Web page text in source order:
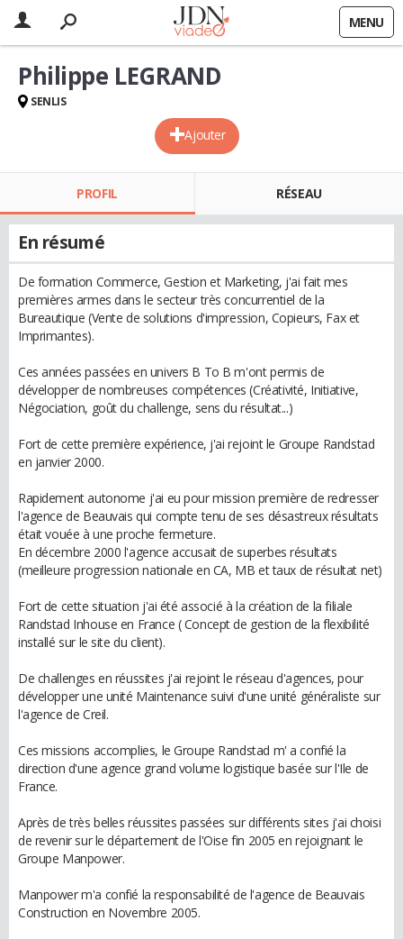
MENU
Ajouter
Philippe LEGRAND
SENLIS
PROFIL RÉSEAU
En résumé
De formation Commerce, Gestion et Marketing, j'ai fait mes
premières armes dans le secteur très concurrentiel de la
Bureautique (Vente de solutions d'impression, Copieurs, Fax et
Imprimantes).
Ces années passées en univers B To B m'ont permis de
développer de nombreuses compétences (Créativité, Initiative,
Négociation, goût du challenge, sens du résultat...)
Fort de cette première expérience, j'ai rejoint le Groupe Randstad
en janvier 2000.
Rapidement autonome j'ai eu pour mission première de redresser
l'agence de Beauvais qui compte tenu de ses désastreux résultats
était vouée à une proche fermeture.
En décembre 2000 l'agence accusait de superbes résultats
(meilleure progression nationale en CA, MB et taux de résultat net)
Fort de cette situation j'ai été associé à la création de la filiale
Randstad Inhouse en France ( Concept de gestion de la flexibilité
installé sur le site du client).
De challenges en réussites j'ai rejoint le réseau d'agences, pour
développer une unité Maintenance suivi d'une unité généraliste sur
l'agence de Creil.
Ces missions accomplies, le Groupe Randstad m' a confié la
direction d'une agence grand volume logistique basée sur l'Ile de
France.
Après de très belles réussites passées sur différents sites j'ai choisi
de revenir sur le département de l'Oise fin 2005 en rejoignant le
Groupe Manpower.
Manpower m'a confié la responsabilité de l'agence de Beauvais
Construction en Novembre 2005.